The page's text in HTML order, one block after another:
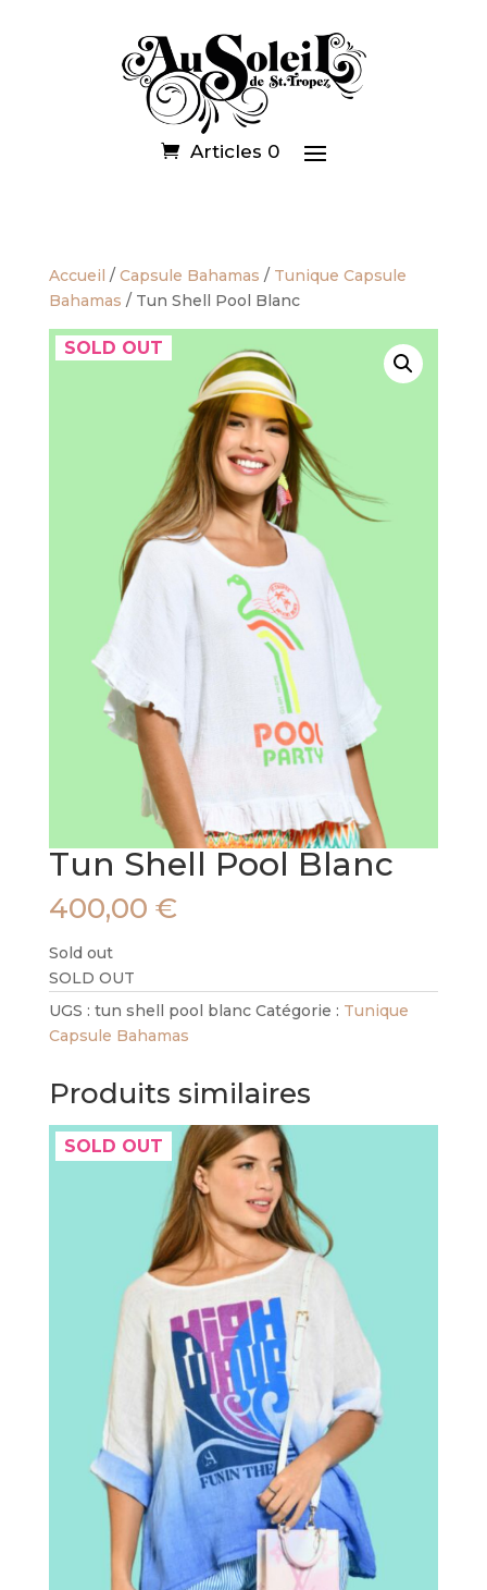
Articles 0
Accueil / Capsule Bahamas / Tunique Capsule
Bahamas / Tun Shell Pool Blanc
SOLD OUT
Tun Shell Pool Blanc
400,00 €
Sold out
SOLD OUT
UGS : tun shell pool blanc Catégorie : Tunique
Capsule Bahamas
Produits similaires
SOLD OUT